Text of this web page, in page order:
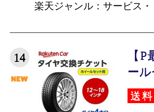
楽天ジャンル：サービス
14
【
ー
送